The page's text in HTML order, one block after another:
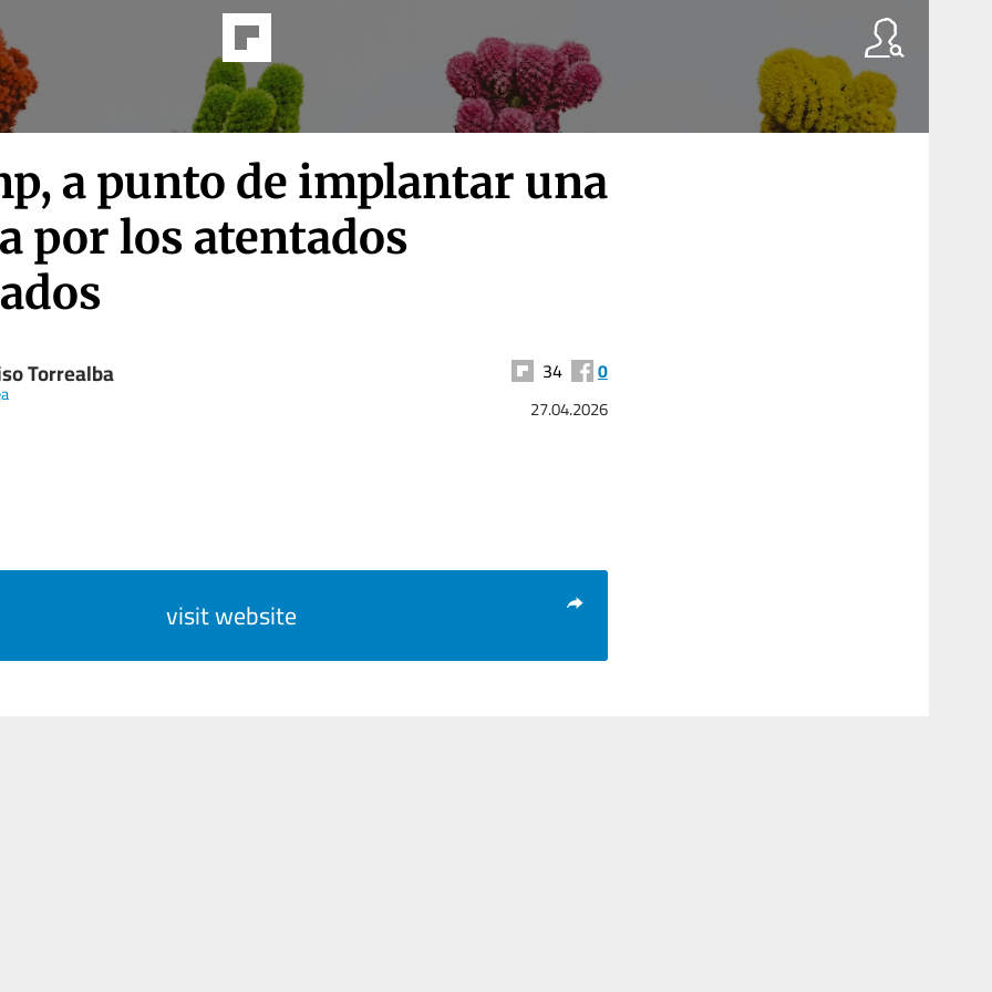
a punto de implantar una
por los atentados
Torrealba 34 0
27.04.2026
visit website